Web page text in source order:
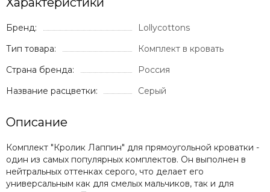
Бренд:
Lollycottons
Тип товара:
Комплект в кровать
Страна бренда:
Россия
Название расцветки:
Серый
Описание
Комплект "Кролик Лаппин" для прямоугольной кроватки -
один из самых популярных комплектов. Он выполнен в
нейтральных оттенках серого, что делает его
универсальным как для смелых мальчиков, так и для